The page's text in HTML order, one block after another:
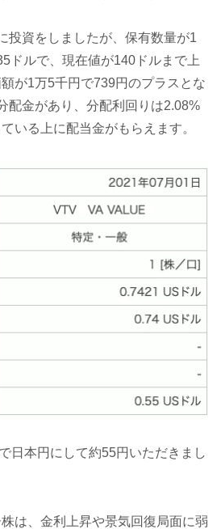
投資をしましたが、保有数量が1
ドルで、現在値が140ドルまで上
が1万5千円で739円のプラスとな
配金があり、分配利回りは2.08%
いる上に配当金がもらえます。
日本円にして約55円いただきまし
は、金利上昇や景気回復局面に弱